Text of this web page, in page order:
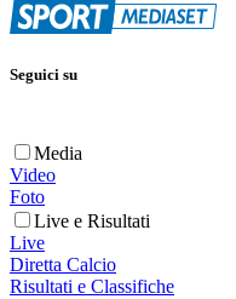
Seguici su
Media
Video
Foto
Live e Risultati
Live
Diretta Calcio
Risultati e Classifiche